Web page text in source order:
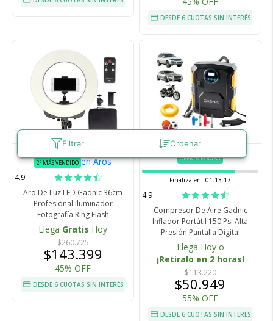
Filtrar Ordenar
DESDE 6 CUOTAS SIN INTERÉS
COD. FOTO0003
2º MÁS VENDIDO en Aros
4.9
Aro De Luz LED Gadnic 36cm
Profesional Iluminador
Fotografía Ring Flash
Llega Gratis Hoy
$260.725
$143.399
45% OFF
DESDE 6 CUOTAS SIN INTERÉS
COD. AV000027
OFERTA BOMBA
Finaliza en: 01:13:16
4.9
Compresor De Aire Gadnic
Inflador Portátil 150 Psi Alta
Presión Pantalla Digital
Llega Hoy o
¡Retiralo en 2 horas!
$113.220
$50.949
55% OFF
DESDE 6 CUOTAS SIN INTERÉS